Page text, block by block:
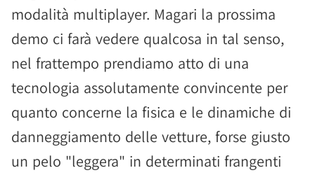
modalità multiplayer. Magari la prossima
demo ci farà vedere qualcosa in tal senso,
nel frattempo prendiamo atto di una
tecnologia assolutamente convincente per
quanto concerne la fisica e le dinamiche di
danneggiamento delle vetture, forse giusto
un pelo "leggera" in determinati frangenti